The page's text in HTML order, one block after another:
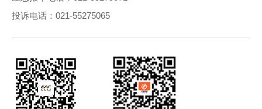
投诉电话： 021-55275065